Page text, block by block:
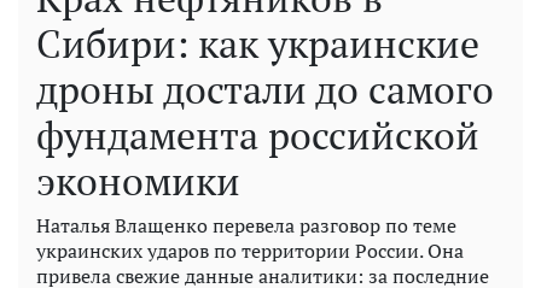
Сибири: как украинские
дроны достали до самого
фундамента российской
экономики
Наталья Влащенко перевела разговор по теме
украинских ударов по территории России. Она
привела свежие данные аналитики: за последние